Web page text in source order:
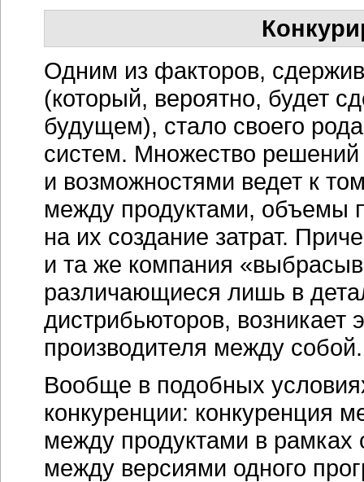
Одним из факторов,
(который, вероятно, будет
будущем), стало своего
систем. Множество
и возможностями ведет к
между продуктами, объемы
на их создание затрат.
и та же компания
различающиеся лишь в
дистрибьюторов, возникает
производителя между собой.
Вообще в подобных
конкуренции: конкуренция
между продуктами в рамках
между версиями одного